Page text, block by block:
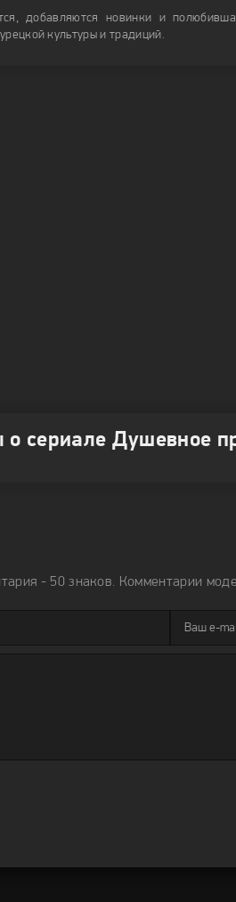
добавляются новинки и
культуры и традиций.
о сериале Душевное
- 50 знаков. Комментарии